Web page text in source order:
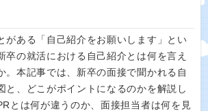
がある「自己紹介をお願いします」とい
卒の就活における自己紹介とは何を言え
。本記事では、新卒の面接で聞かれる自
と、どこがポイントになるのかを解説し
とは何が違うのか、面接担当者は何を見